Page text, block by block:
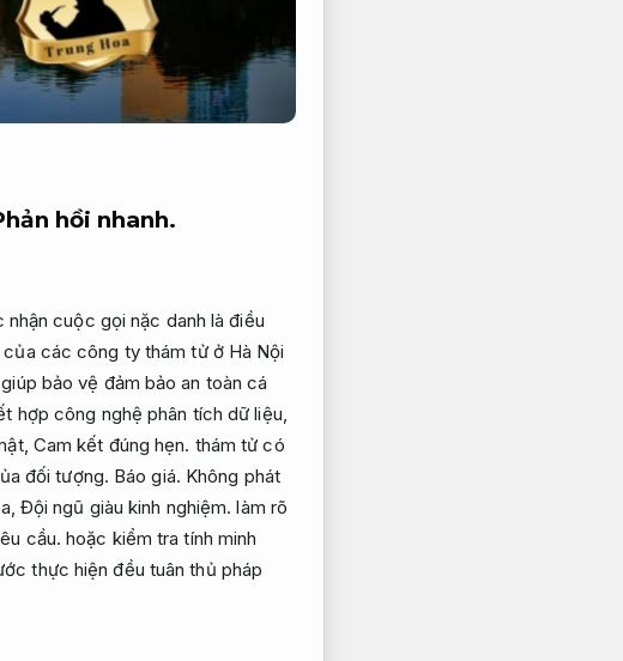
hồi nhanh.
cuộc gọi nặc danh là điều
các công ty thám tử ở Hà Nội
bảo vệ đảm bảo an toàn cá
hợp công nghệ phân tích dữ liệu,
Cam kết đúng hẹn. thám tử có
đối tượng. Báo giá. Không phát
Đội ngũ giàu kinh nghiệm. làm rõ
cầu. hoặc kiểm tra tính minh
thực hiện đều tuân thủ pháp